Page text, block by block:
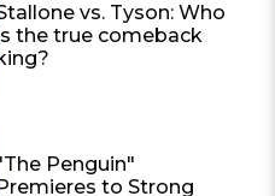
vs. Tyson: Who
the true comeback
Penguin"
Premieres to Strong